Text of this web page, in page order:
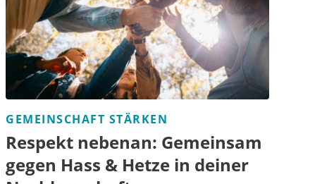
GEMEINSCHAFT STÄRKEN
Respekt nebenan: Gemeinsam
gegen Hass & Hetze in deiner